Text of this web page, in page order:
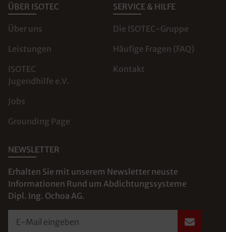
ÜBER ISOTEC
Über uns
Leistungen
ISOTEC
Jugendhilfe e.V.
Jobs
Grounding Page
SERVICE & HILFE
Die ISOTEC-Gruppe
Häufige Fragen (FAQ)
Kontakt
NEWSLETTER
Erhalten Sie mit unserem Newsletter neuste
Informationen Rund um Abdichtungssysteme
Dipl. Ing. Ochoa AG.
E-Mail eingeben